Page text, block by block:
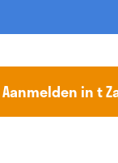
Aanmelden in t